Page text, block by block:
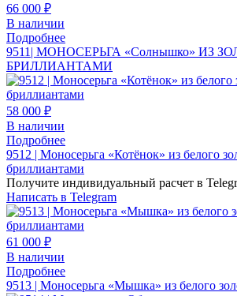
66 000 ₽
В наличии
Подробнее
9511| МОНОСЕРЬГА «Солнышко» ИЗ
БРИЛЛИАНТАМИ
58 000 ₽
В наличии
Подробнее
9512 | Моносерьга «Котёнок» из белого
бриллиантами
Получите индивидуальный расчет в
Написать в Telegram
61 000 ₽
В наличии
Подробнее
9513 | Моносерьга «Мышка» из белого